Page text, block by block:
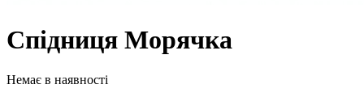
Спідниця Морячка
Немає в наявності